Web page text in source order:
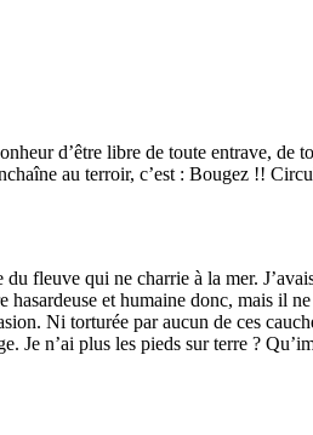
d’être libre de toute entrave, de
au terroir, c’est : Bougez !!
fleuve qui ne charrie à la mer.
et humaine donc, mais il
Ni torturée par aucun de ces
Je n’ai plus les pieds sur terre ?